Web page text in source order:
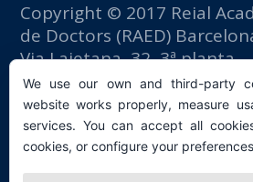
Copyright © 2017 Reial
de Doctors (RAED)
Via Laietana, 32, 3ª planta
Edifici Foment del Treball
08003 Barcelona (España)
tlf: +34 93 667 40 54
secretaria@raed.academy
Contacte i subscripció a la
We use our own and third-party
website works properly, measure
services. You can accept all
cookies, or configure your